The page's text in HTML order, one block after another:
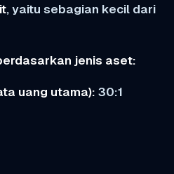
, yaitu sebagian kecil dari
jenis aset:
uang utama): 30:1